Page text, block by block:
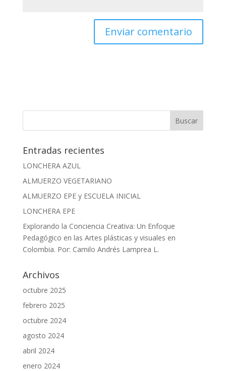
Entradas recientes
LONCHERA AZUL
ALMUERZO VEGETARIANO
ALMUERZO EPE y ESCUELA INICIAL
LONCHERA EPE
Explorando la Conciencia Creativa: Un Enfoque
Pedagógico en las Artes plásticas y visuales en
Colombia. Por: Camilo Andrés Lamprea L.
Archivos
octubre 2025
febrero 2025
octubre 2024
agosto 2024
abril 2024
enero 2024